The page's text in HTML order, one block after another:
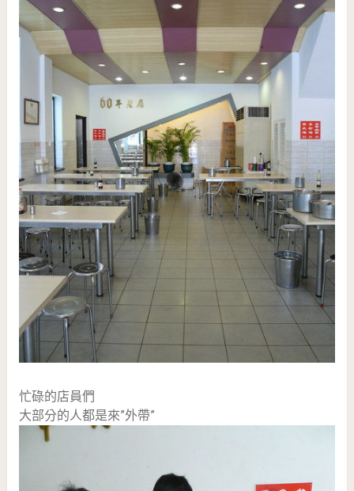
忙碌的店員們
大部分的人都是來”外帶”